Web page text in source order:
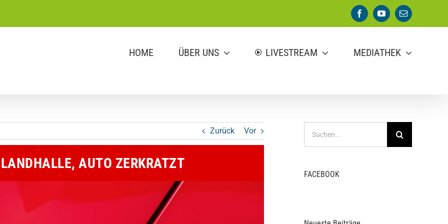
FacebookYouTube
E-
Mail
HOME ÜBER UNS LIVESTREAM MEDIATHEK
Zurück Vor
AUTO ZERKRATZT
nach:
FACEBOOK